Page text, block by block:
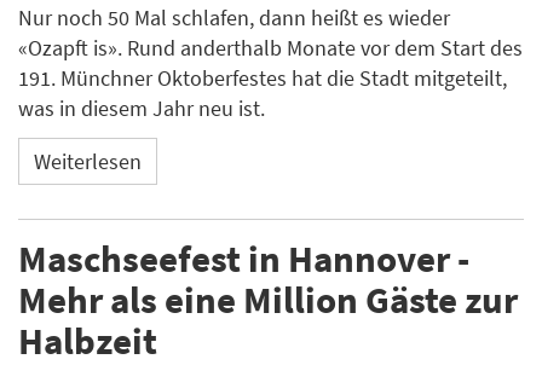
Nur noch 50 Mal schlafen, dann heißt es wieder
«Ozapft is». Rund anderthalb Monate vor dem Start des
191. Münchner Oktoberfestes hat die Stadt mitgeteilt,
was in diesem Jahr neu ist.
Weiterlesen
Maschseefest in Hannover -
Mehr als eine Million Gäste zur
Halbzeit